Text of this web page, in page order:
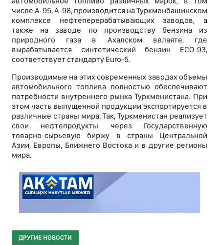
числе А-95, А-98, производится на Туркменбашинском
комплексе нефтеперерабатывающих заводов, а
также на заводе по производству бензина из
природного газа в Ахалском велаяте, где
вырабатывается синтетический бензин ECO-93,
соответствует стандарту Euro-5.
Производимые на этих современных заводах объемы
автомобильного топлива полностью обеспечивают
потребности внутреннего рынка Туркменистана. При
этом часть выпущенной продукции экспортируется в
различные страны мира. Так, Туркменистан реализует
свои нефтепродукты через Государственную
товарно-сырьевую биржу в страны Центральной
Азии, Европы, Ближнего Востока и в другие регионы
мира.
ДРУГИЕ НОВОСТИ